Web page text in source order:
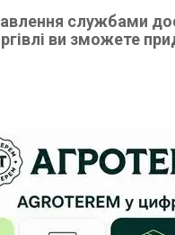
службами
ви зможете